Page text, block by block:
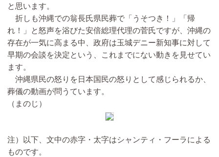
と思います。
折しも沖縄での翁長氏県民葬で「うそつき！」「帰
れ！」と怒声を浴びた安倍総理代理の菅氏ですが、沖縄の
存在が一気に高まる中、政府は玉城デニー新知事に対して
早期の会談を決定という、これまでにない動きを見せてい
ます。
沖縄県民の怒りを日本国民の怒りとして感じられるか、
葬儀の動画が問うています。
（まのじ）
注）以下、文中の赤字・太字はシャンティ・フーラによる
ものです。